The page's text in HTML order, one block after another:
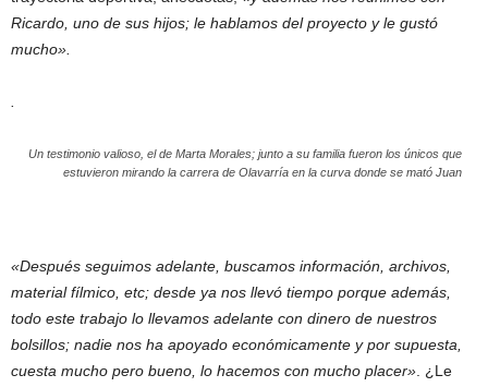
Ricardo, uno de sus hijos; le hablamos del proyecto y le gustó
mucho».
Un testimonio valioso, el de Marta Morales; junto a su familia fueron los únicos que
estuvieron mirando la carrera de Olavarría en la curva donde se mató Juan
«Después seguimos adelante, buscamos información, archivos,
material fílmico, etc; desde ya nos llevó tiempo porque además,
todo este trabajo lo llevamos adelante con dinero de nuestros
bolsillos; nadie nos ha apoyado económicamente y por supuesta,
cuesta mucho pero bueno, lo hacemos con mucho placer» . ¿Le